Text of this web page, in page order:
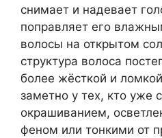
снимает и надевает
поправляет его
волосы на открытом
структура волоса
более жёсткой и
заметно у тех, кто уже
окрашиванием,
феном или тонкими от